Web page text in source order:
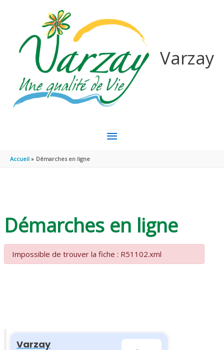
Varzay
MENU
Accueil Démarches en ligne
Démarches en ligne
Impossible de trouver la fiche : R51102.xml